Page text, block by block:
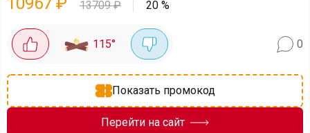
13709₽ 20 %
115° 0
Показать промокод
Перейти на сайт